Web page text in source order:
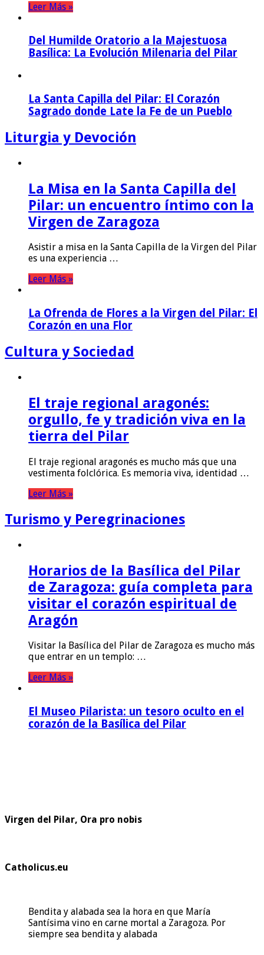
Leer Más »
Del Humilde Oratorio a la Majestuosa
Basílica: La Evolución Milenaria del Pilar
La Santa Capilla del Pilar: El Corazón
Sagrado donde Late la Fe de un Pueblo
Liturgia y Devoción
La Misa en la Santa Capilla del
Pilar: un encuentro íntimo con la
Virgen de Zaragoza
Asistir a misa en la Santa Capilla de la Virgen del Pilar
es una experiencia …
Leer Más »
La Ofrenda de Flores a la Virgen del Pilar: El
Corazón en una Flor
Cultura y Sociedad
El traje regional aragonés:
orgullo, fe y tradición viva en la
tierra del Pilar
El traje regional aragonés es mucho más que una
vestimenta folclórica. Es memoria viva, identidad …
Leer Más »
Turismo y Peregrinaciones
Horarios de la Basílica del Pilar
de Zaragoza: guía completa para
visitar el corazón espiritual de
Aragón
Visitar la Basílica del Pilar de Zaragoza es mucho más
que entrar en un templo: …
Leer Más »
El Museo Pilarista: un tesoro oculto en el
corazón de la Basílica del Pilar
Virgen del Pilar, Ora pro nobis
Catholicus.eu
Bendita y alabada sea la hora en que María
Santísima vino en carne mortal a Zaragoza. Por
siempre sea bendita y alabada